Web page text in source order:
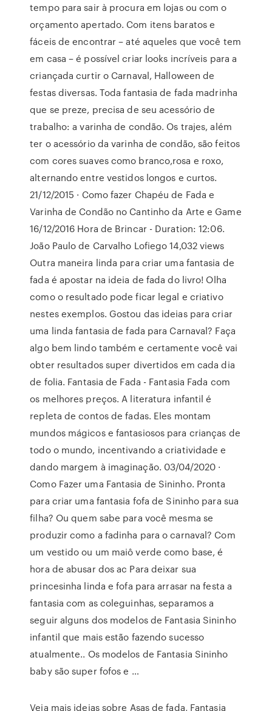
tempo para sair à procura em lojas ou com o
orçamento apertado. Com itens baratos e
fáceis de encontrar – até aqueles que você tem
em casa – é possível criar looks incríveis para a
criançada curtir o Carnaval, Halloween de
festas diversas. Toda fantasia de fada madrinha
que se preze, precisa de seu acessório de
trabalho: a varinha de condão. Os trajes, além
ter o acessório da varinha de condão, são feitos
com cores suaves como branco,rosa e roxo,
alternando entre vestidos longos e curtos.
21/12/2015 · Como fazer Chapéu de Fada e
Varinha de Condão no Cantinho da Arte e Game
16/12/2016 Hora de Brincar - Duration: 12:06.
João Paulo de Carvalho Lofiego 14,032 views
Outra maneira linda para criar uma fantasia de
fada é apostar na ideia de fada do livro! Olha
como o resultado pode ficar legal e criativo
nestes exemplos. Gostou das ideias para criar
uma linda fantasia de fada para Carnaval? Faça
algo bem lindo também e certamente você vai
obter resultados super divertidos em cada dia
de folia. Fantasia de Fada - Fantasia Fada com
os melhores preços. A literatura infantil é
repleta de contos de fadas. Eles montam
mundos mágicos e fantasiosos para crianças de
todo o mundo, incentivando a criatividade e
dando margem à imaginação. 03/04/2020 ·
Como Fazer uma Fantasia de Sininho. Pronta
para criar uma fantasia fofa de Sininho para sua
filha? Ou quem sabe para você mesma se
produzir como a fadinha para o carnaval? Com
um vestido ou um maiô verde como base, é
hora de abusar dos ac Para deixar sua
princesinha linda e fofa para arrasar na festa a
fantasia com as coleguinhas, separamos a
seguir alguns dos modelos de Fantasia Sininho
infantil que mais estão fazendo sucesso
atualmente.. Os modelos de Fantasia Sininho
baby são super fofos e …
Veja mais ideias sobre Asas de fada, Fantasia